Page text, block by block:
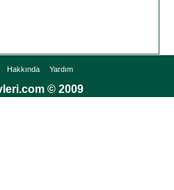
Hakkında Yardım
© 2009